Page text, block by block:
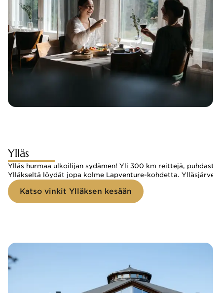
Ylläs
Ylläs hurmaa ulkoilijan sydämen! Yli 300 km reittejä,
Ylläkseltä löydät jopa kolme Lapventure-kohdetta.
Katso vinkit Ylläksen kesään